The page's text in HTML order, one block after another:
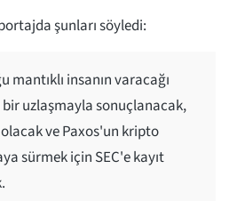
şunları söyledi:
mantıklı insanın varacağı
uzlaşmayla sonuçlanacak,
ve Paxos'un kripto
sürmek için SEC'e kayıt